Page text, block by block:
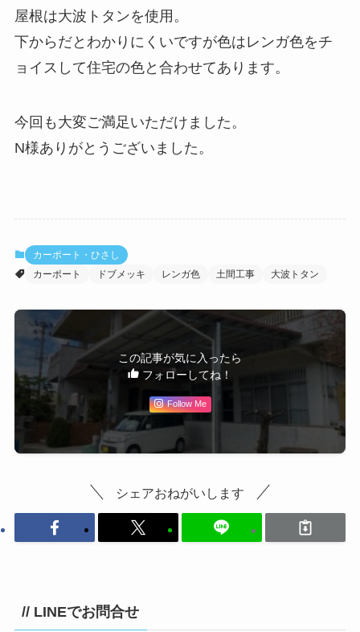
屋根は大波トタンを使用。
下からだとわかりにくいですが色はレンガ色をチ
ョイスして住宅の色と合わせてあります。
今回も大変ご満足いただけました。
N様ありがとうございました。
カーポート・ひさし
カーポート
ドブメッキ レンガ色 土間工事 大波トタン
この記事が気に入ったら
フォローしてね！
Follow Me
シェアおねがいします
// LINEでお問合せ